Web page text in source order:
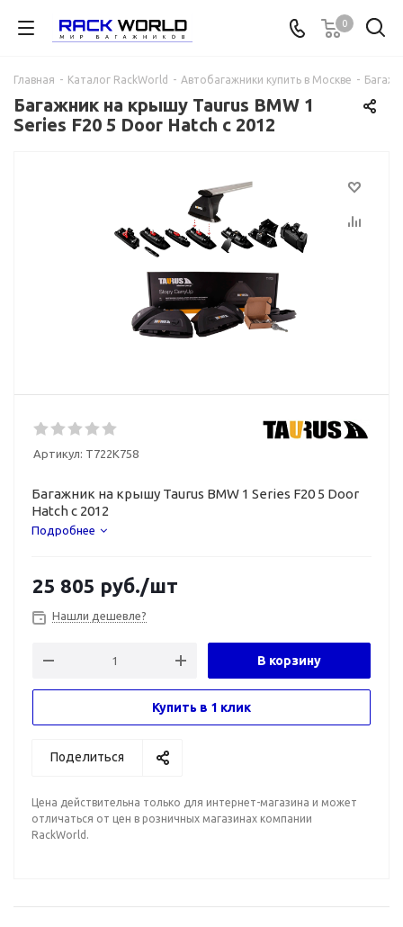
0
Главная - Каталог RackWorld - Автобагажники купить в Москве -
Багажник на крышу Taurus BMW 1
Series F20 5 Door Hatch с 2012
Артикул: T722K758
Багажник на крышу Taurus BMW 1 Series F20 5 Door
Hatch с 2012
Подробнее
25 805 руб./шт
Нашли дешевле?
В корзину
Купить в 1 клик
Поделиться
Цена действительна только для интернет-магазина и может
отличаться от цен в розничных магазинах компании
RackWorld.